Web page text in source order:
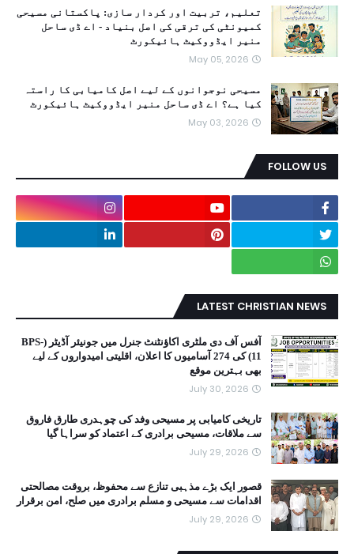
تعلیم، تربیت اور کردار سازی: پاکستانی مسیحی
کمیونٹی کی ترقی کی اصل بنیاد - اے ڈی ساحل
منیر ایڈووکیٹ ہائیکورٹ
May 05, 2026
مسیحی نوجوانوں کے لیے اصل کامیابی کا راستہ
کیا ہے؟ اے ڈی ساحل منیر ایڈووکیٹ ہائیکورٹ
May 03, 2026
FOLLOW US
LATEST CHRISTIAN NEWS
آفس آف دی ملٹری اکاؤنٹنٹ جنرل میں جونیئر آڈیٹر (BPS-
11) کی 274 آسامیوں کا اعلان، اقلیتی امیدواروں کے لیے
بھی بہترین موقع
July 30, 2026
تاریخی کامیابی پر مسیحی وفد کی چوہدری طارق فاروق
سے ملاقات، مسیحی برادری کے اعتماد کو سراہا گیا
July 29, 2026
قصور ایک بڑے مذہبی تنازع سے محفوظ، بروقت مصالحتی
اقدامات سے مسیحی و مسلم برادری میں صلح، امن برقرار
July 29, 2026